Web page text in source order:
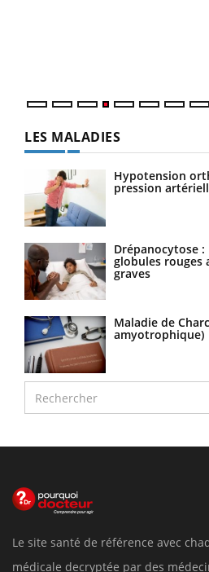
LES MALADIES
Hypotension
pression
Drépanocytose
globules rouges
graves
Maladie de
amyotrophique)
Le site santé de référence avec
médicale decryptée par des